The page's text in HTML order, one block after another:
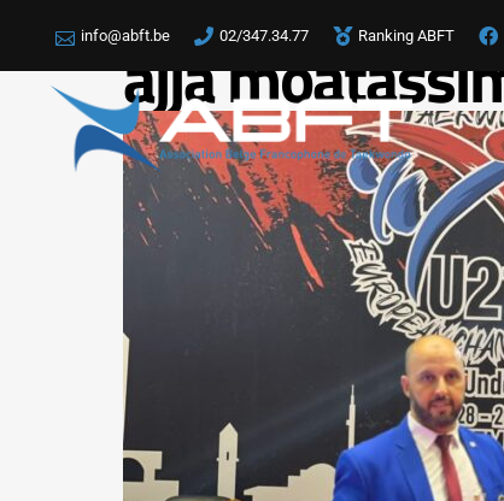
info@abft.be 02/347.34.77 Ranking ABFT
ajja